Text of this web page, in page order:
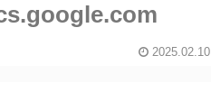
2025.02.10